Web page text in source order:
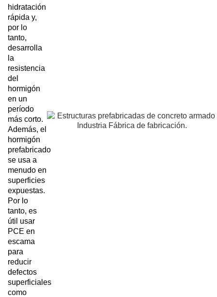
hidratación
rápida y,
por lo
tanto,
desarrolla
la
resistencia
del
hormigón
en un
período
más corto.
Además, el
hormigón
prefabricado
se usa a
menudo en
superficies
expuestas.
Por lo
tanto, es
útil usar
PCE en
escama
para
reducir
defectos
superficiales
como